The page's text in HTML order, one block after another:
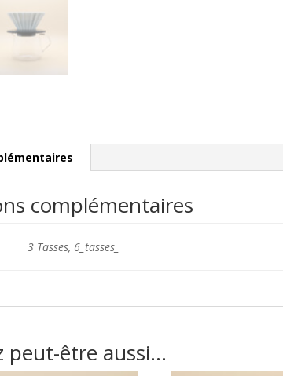
complémentaires
3 Tasses, 6_tasses_
peut-être aussi…